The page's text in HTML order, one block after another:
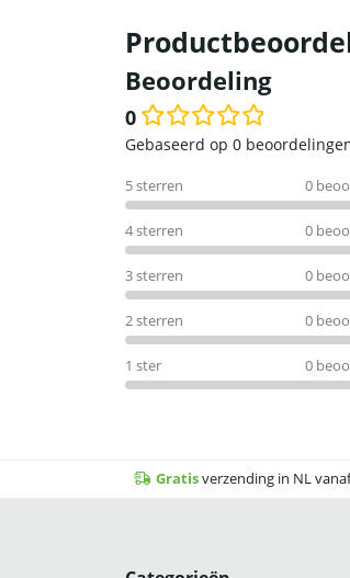
Beoordeling
0
Waardering
uit
5
Gebaseerd op 0
5 sterren 0
4 sterren 0
3 sterren 0
2 sterren 0
1 ster 0
Gratisverzending in NL